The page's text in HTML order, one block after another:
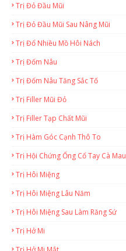
Trị Đỏ Đầu Mũi
Trị Đỏ Đầu Mũi Sau Nâng Mũi
Trị Đổ Nhiều Mồ Hôi Nách
Trị Đốm Nâu
Trị Đốm Nâu Tăng Sắc Tố
Trị Filler Mũi Đỏ
Trị Filler Tạp Chất Mũi
Trị Hàm Góc Cạnh Thô To
Trị Hội Chứng Ống Cổ Tay Cà Mau
Trị Hôi Miệng
Trị Hôi Miệng Lâu Năm
Trị Hôi Miệng Sau Làm Răng Sứ
Trị Hở Mi